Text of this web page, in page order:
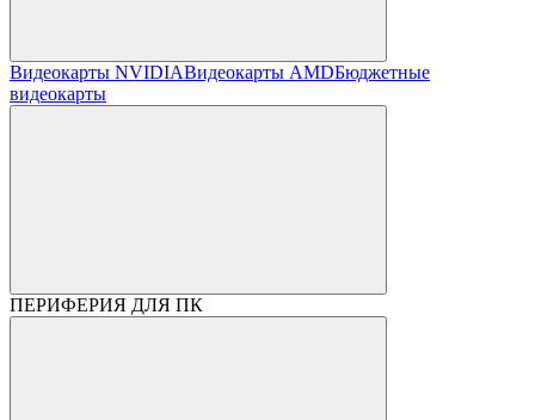
Видеокарты NVIDIAВидеокарты AMDБюджетные
видеокарты
ПЕРИФЕРИЯ ДЛЯ ПК